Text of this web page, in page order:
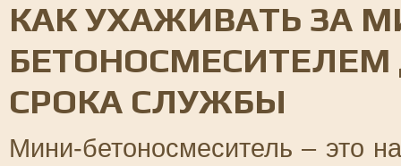
КАК УХАЖИВАТЬ ЗА
СРОКА СЛУЖБЫ
Мини-бетоносмеситель – это